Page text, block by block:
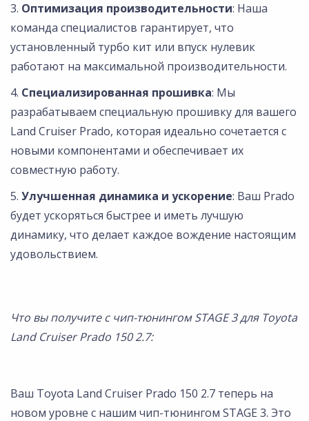
Ваш Toyota Land Cruiser Prado 150 2.7 теперь на
новом уровне с нашим чип-тюнингом STAGE 3. Это
Что вы получите с чип-тюнингом STAGE 3 для Toyota
Land Cruiser Prado 150 2.7:
Оптимизация производительности: Наша
команда специалистов гарантирует, что
установленный турбо кит или впуск нулевик
работают на максимальной производительности.
Специализированная прошивка: Мы
разрабатываем специальную прошивку для вашего
Land Cruiser Prado, которая идеально сочетается с
новыми компонентами и обеспечивает их
совместную работу.
Улучшенная динамика и ускорение: Ваш Prado
будет ускоряться быстрее и иметь лучшую
динамику, что делает каждое вождение настоящим
удовольствием.